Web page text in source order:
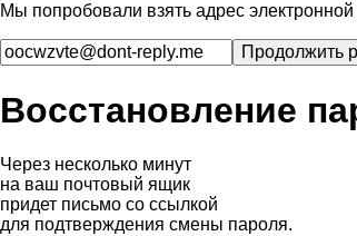
Мы попробовали взять адрес
Восстановление
Через несколько минут
на ваш почтовый ящик
придет письмо со ссылкой
для подтверждения смены пароля.